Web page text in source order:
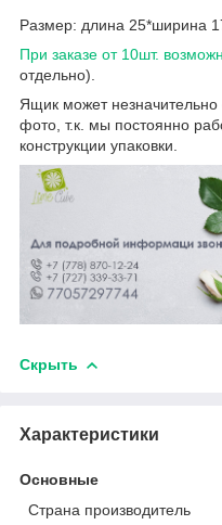
Размер: длина 25*ширина
При заказе от 10шт.
отдельно).
Ящик может незначительно
фото, т.к. мы постоянно
конструкции упаковки.
Скрыть
Характеристики
Основные
Страна производитель